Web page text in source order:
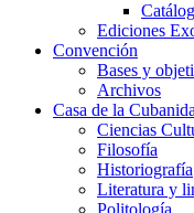
Ediciones
Convención
Bases y
Archivos
Casa de la
Ciencias
Filosofía
Historiografía
Literatura y
Politología